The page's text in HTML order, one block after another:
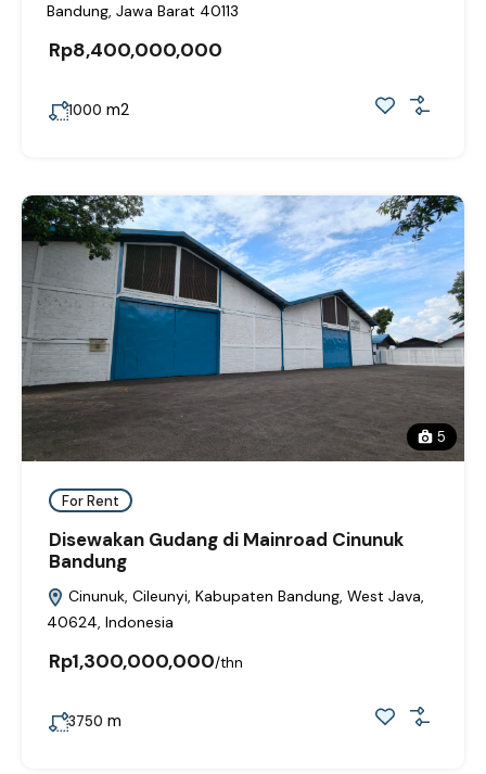
Bandung, Jawa Barat 40113
Rp8,400,000,000
1000 m2
5
For Rent
Disewakan Gudang di Mainroad Cinunuk
Bandung
Cinunuk, Cileunyi, Kabupaten Bandung, West Java,
40624, Indonesia
Rp1,300,000,000/thn
3750 m